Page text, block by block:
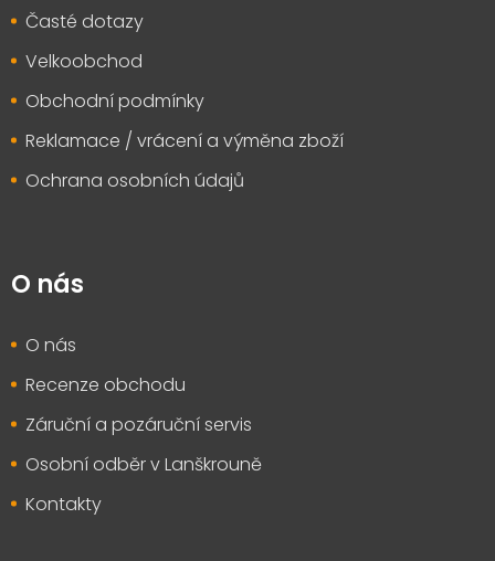
Časté dotazy
Velkoobchod
Obchodní podmínky
Reklamace / vrácení a výměna zboží
Ochrana osobních údajů
O nás
O nás
Recenze obchodu
Záruční a pozáruční servis
Osobní odběr v Lanškrouně
Kontakty